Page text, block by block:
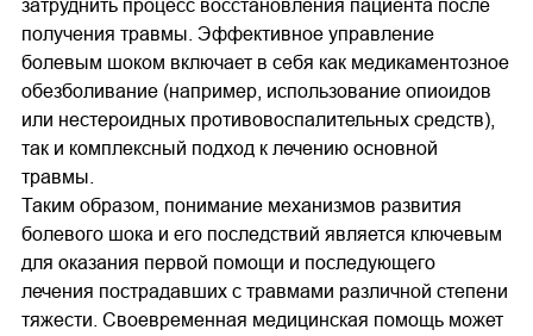
затруднить процесс восстановления пациента после
получения травмы. Эффективное управление
болевым шоком включает в себя как медикаментозное
обезболивание (например, использование опиоидов
или нестероидных противовоспалительных средств),
так и комплексный подход к лечению основной
травмы.
Таким образом, понимание механизмов развития
болевого шока и его последствий является ключевым
для оказания первой помощи и последующего
лечения пострадавших с травмами различной степени
тяжести. Своевременная медицинская помощь может